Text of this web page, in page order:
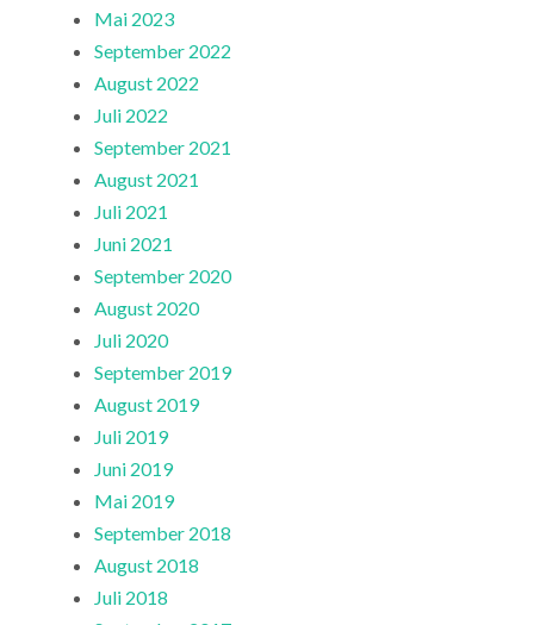
Mai 2023
September 2022
August 2022
Juli 2022
September 2021
August 2021
Juli 2021
Juni 2021
September 2020
August 2020
Juli 2020
September 2019
August 2019
Juli 2019
Juni 2019
Mai 2019
September 2018
August 2018
Juli 2018